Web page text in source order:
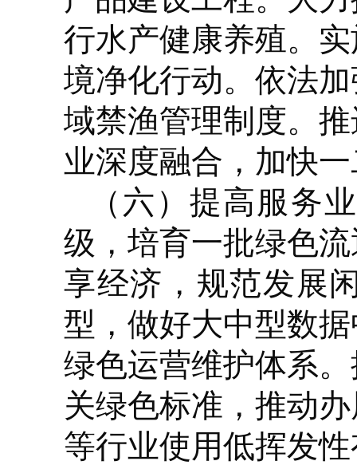
行水产健康养殖。
境净化行动。依法
域禁渔管理制度。
业深度融合，加快
（六）提高服务
级，培育一批绿色
享经济，规范发展
型，做好大中型数
绿色运营维护体系
关绿色标准，推动
等行业使用低挥发